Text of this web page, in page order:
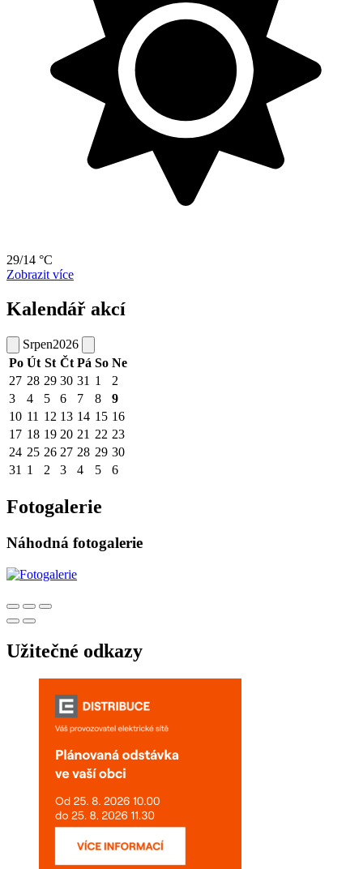
29/14 °C
Zobrazit více
Kalendář akcí
Srpen2026
Po Út St Čt Pá So Ne
27 28 29 30 31 1
2
3
4 5 6 7 8
9
10 11 12 13 14 15 16
17 18 19 20 21 22 23
24 25 26 27 28 29 30
31 1 2 3 4 5 6
Fotogalerie
Náhodná fotogalerie
Užitečné odkazy